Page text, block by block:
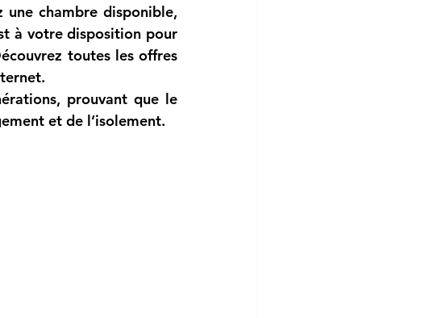
une chambre disponible,
à votre disposition pour
toutes les offres
prouvant que le
et de l’isolement.